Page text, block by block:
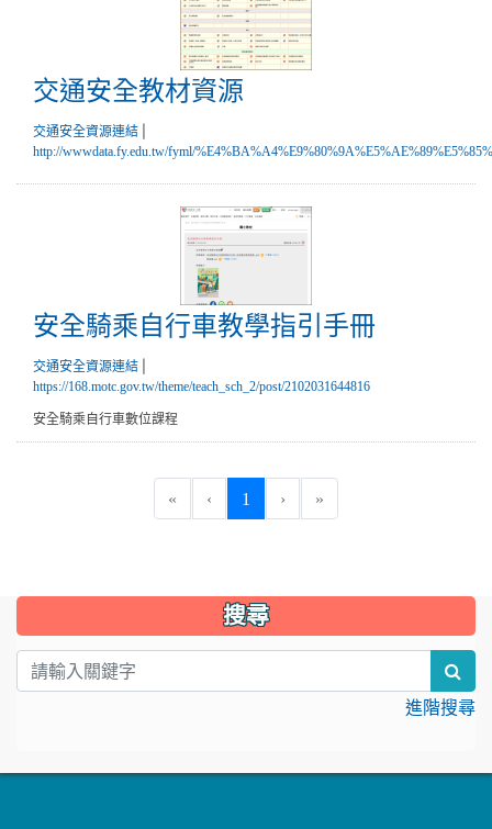
交通安全教材資源
交通安全資源連結
http://wwwdata.fy.edu.tw/fyml/
安全騎乘自行車教學指引手冊
交通安全資源連結
https://168.motc.gov.tw/theme/teach_sch_2/post/2102031644816
安全騎乘自行車數位課程
« ‹ 1 (current)
› »
::: 搜尋
進階搜尋